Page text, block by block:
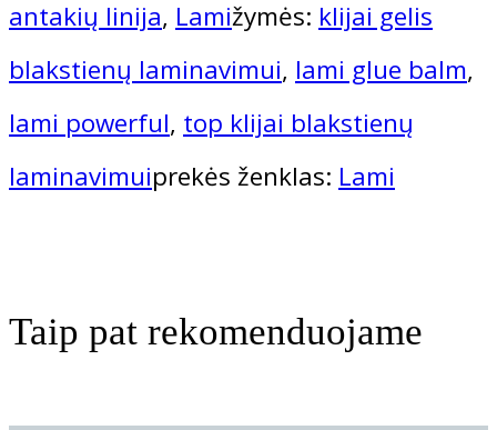
Powerful
–
klijai
balzamas
antakių linija, Lamižymės: klijai gelis
blakstienų laminavimui, lami glue balm,
lami powerful, top klijai blakstienų
laminavimuiprekės ženklas: Lami
Taip pat rekomenduojame